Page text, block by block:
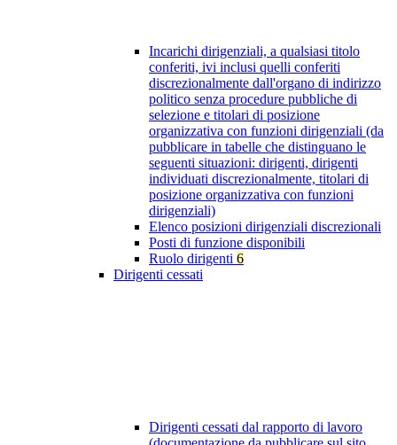
Incarichi dirigenziali, a qualsiasi titolo
conferiti, ivi inclusi quelli conferiti
discrezionalmente dall'organo di indirizzo
politico senza procedure pubbliche di
selezione e titolari di posizione
organizzativa con funzioni dirigenziali (da
pubblicare in tabelle che distinguano le
seguenti situazioni: dirigenti, dirigenti
individuati discrezionalmente, titolari di
posizione organizzativa con funzioni
dirigenziali)
Elenco posizioni dirigenziali discrezionali
Posti di funzione disponibili
Ruolo dirigenti 6
Dirigenti cessati
Dirigenti cessati dal rapporto di lavoro